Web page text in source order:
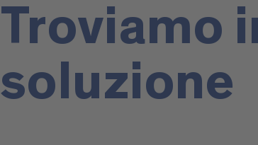
Troviamo
soluzione